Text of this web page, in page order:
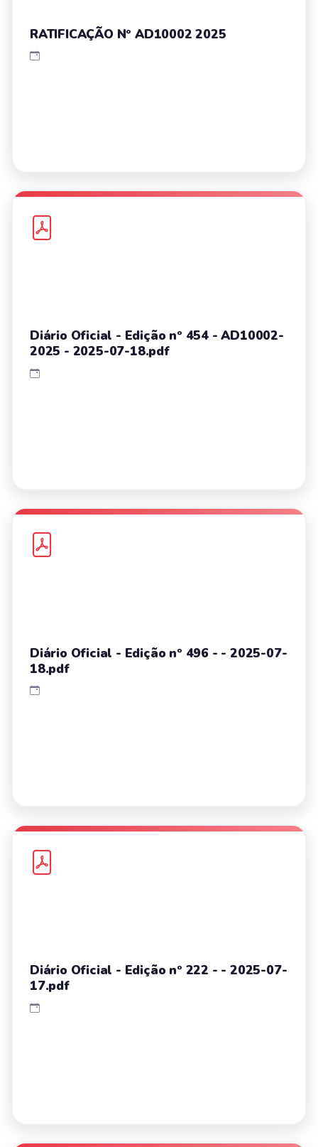
RATIFICAÇÃO Nº AD10002 2025
Diário Oficial - Edição nº 454 - AD10002-
2025 - 2025-07-18.pdf
Diário Oficial - Edição nº 496 - - 2025-07-
18.pdf
Diário Oficial - Edição nº 222 - - 2025-07-
17.pdf